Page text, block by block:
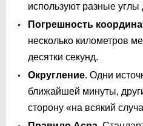
используют разные углы
Погрешность
несколько километров
десятки секунд.
Округление. Одни
ближайшей минуты,
сторону «на всякий